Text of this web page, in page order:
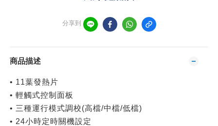
分享到
商品描述
• 11葉發熱片
• 輕觸式控制面板
• 三種運行模式調校(高檔/中檔/低檔)
• 24小時定時關機設定